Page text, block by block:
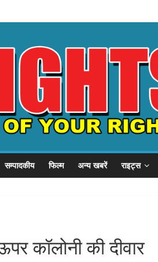
सम्पादकीय फिल्म अन्य खबरें राइट्स
कॉलोनी की दीवार